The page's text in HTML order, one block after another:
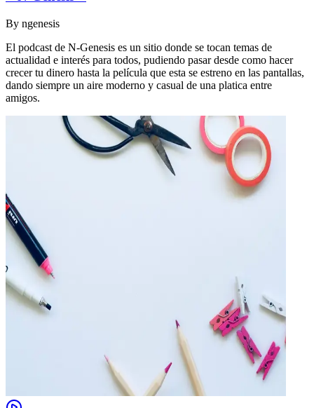
By ngenesis
El podcast de N-Genesis es un sitio donde se tocan temas de
actualidad e interés para todos, pudiendo pasar desde como hacer
crecer tu dinero hasta la película que esta se estreno en las pantallas,
dando siempre un aire moderno y casual de una platica entre
amigos.